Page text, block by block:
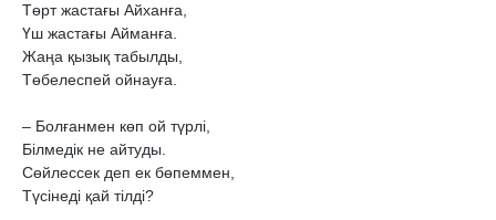
Төрт жастағы Айханға,
Үш жастағы Айманға.
Жаңа қызық табылды,
Төбелеспей ойнауға.
– Болғанмен көп ой түрлі,
Білмедік не айтуды.
Сөйлессек деп ек бөпеммен,
Түсінеді қай тілді?